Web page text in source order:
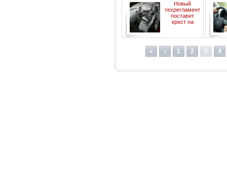
Новый
техрегламент
поставит
крест на
« ‹ 1 2 3 4